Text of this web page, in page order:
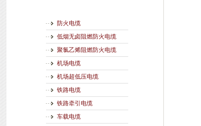
防火电缆
低烟无卤阻燃防火电缆
聚氯乙烯阻燃防火电缆
机场电缆
机场超低压电缆
铁路电缆
铁路牵引电缆
车载电缆